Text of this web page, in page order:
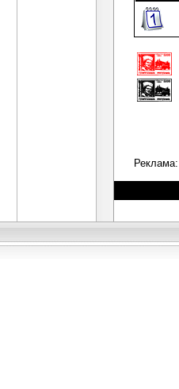
Реклама: